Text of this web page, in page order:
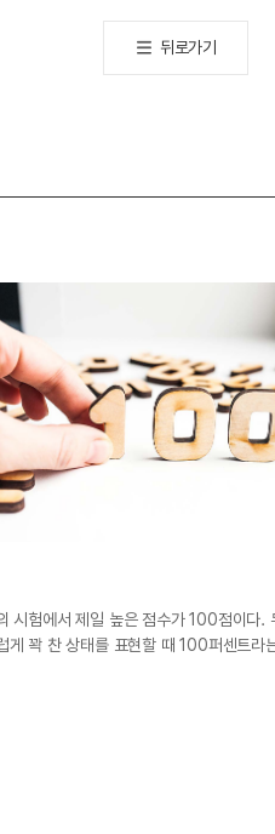
뒤로가기
시험에서 제일 높은 점수가 100점이다.
게 꽉 찬 상태를 표현할 때 100퍼센트라